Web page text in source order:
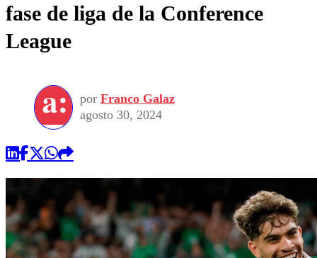
fase de liga de la Conference
League
por Franco Galaz
agosto 30, 2024